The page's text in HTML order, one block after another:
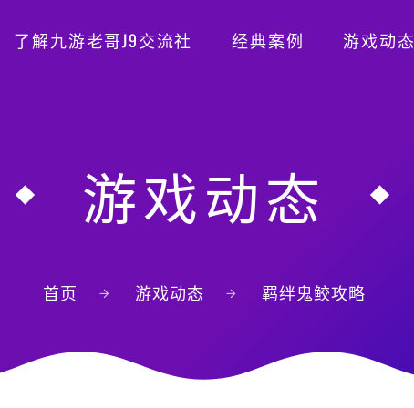
了解九游老哥J9交流社 经典案例 游戏动态
游戏动态
首页 游戏动态 羁绊鬼鲛攻略